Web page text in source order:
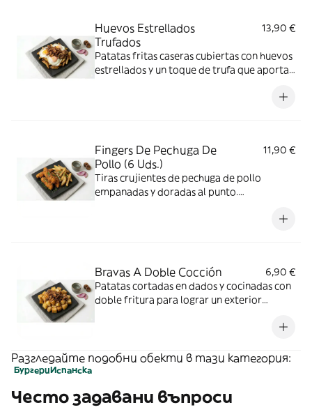
Huevos Estrellados
Trufados
13,90 €
Patatas fritas caseras cubiertas con huevos
estrellados y un toque de trufa que aporta
Fingers De Pechuga De
Pollo (6 Uds.)
11,90 €
Tiras crujientes de pechuga de pollo
empanadas y doradas al punto.
Bravas A Doble Cocción
6,90 €
Patatas cortadas en dados y cocinadas con
doble fritura para lograr un exterior
Разгледайте подобни обекти в тази категория:
БургериИспанска
Често задавани въпроси